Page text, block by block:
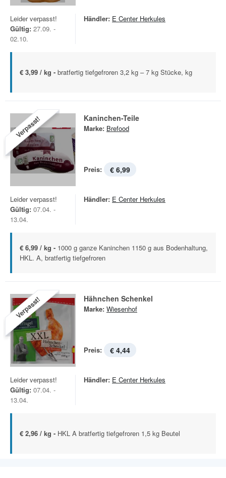
Leider verpasst!
Gültig: 27.09. -
02.10.
Händler: E Center Herkules
€ 3,99 / kg - bratfertig tiefgefroren 3,2 kg – 7 kg Stücke, kg
Verpasst! Kaninchen-Teile
Marke: Brefood
Preis: € 6,99
Leider verpasst!
Gültig: 07.04. -
13.04.
Händler: E Center Herkules
€ 6,99 / kg - 1000 g ganze Kaninchen 1150 g aus Bodenhaltung,
HKL. A, bratfertig tiefgefroren
Verpasst! Hähnchen Schenkel
Marke: Wiesenhof
Preis: € 4,44
Leider verpasst!
Gültig: 07.04. -
13.04.
Händler: E Center Herkules
€ 2,96 / kg - HKL A bratfertig tiefgefroren 1,5 kg Beutel